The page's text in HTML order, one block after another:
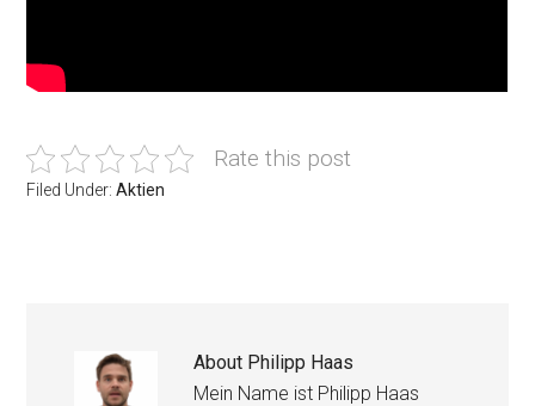
Rate this post
Filed Under:Aktien
About Philipp Haas
Mein Name ist Philipp Haas